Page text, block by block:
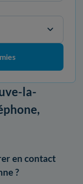
la-
en contact
?